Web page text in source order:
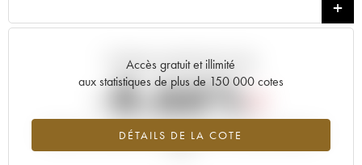
+
Accès gratuit et illimité
aux statistiques de plus de 150 000 cotes
DÉTAILS DE LA COTE
Tendance actuelle de la cote
-8.66%
Tendance à la baisse du millésime 2010 en 2026 par rapport à